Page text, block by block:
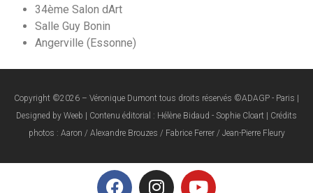
34ème Salon dArt
Salle Guy Bonin
Angerville (Essonne)
Copyright ©2026 – Véronique Dumont tous droits réservés ©ADAGP - Paris |
Designed by Weeb | Contenu éditorial : Hélène Bidaud - Sophie Cloart | Crédits
photos : Aaron / Alexandre Brouzes / Fabrice Ferrer / Jean-Pierre Fleury